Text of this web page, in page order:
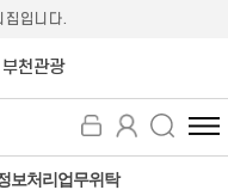
집입니다.
부천관광
전
체
보처리업무위탁